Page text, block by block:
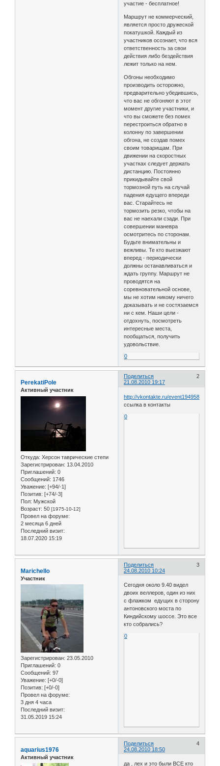
участие - бесплатное!
Маршрут не коммерческий,
является просто дружеской
покатушкой. Каждый из
участников осознает, что вся
ответственность за свои
действия либо бездействия
лежит только на нем.
Обгоны необходимо
производить осторожно,
предварительно убедившись,
что вас не обгоняют в этот
момент другие участники, и
что вы сможете без помех
перестроиться обратно в
колонну по завершении
обгона, не создав помех
своим товарищам. При
движении на скоростных
участках следует держать
дистанцию. Постоянно
прикидывайте свой
тормозной путь на случай
падения едущего впереди
вас. Старайтесь не
тормозить резко, чтобы на
вас не наехали сзади. При
совершении маневра
осмотритесь по сторонам.
Будьте внимательны и
вежливы. Те кто выезжают
вперед - периодически
должны останавливаться и
ждать группу. Маршрут не
проводятся на
соревновательной основе,
мы не хотим никому ничего
доказывать и не состязаемся
ни с кем. Наши цели -
отдохнуть, посмотреть
интересные места,
пообщаться, получить
удовольствие.
0
Поделиться
2
21.08.2010 19:17
PerekatiPole
Активный участник
Откуда: Херсон таврические степи
Зарегистрирован: 13.04.2010
Приглашений: 0
Сообщений: 1746
Уважение: [+94/-1]
Позитив: [+74/-3]
Пол: Мужской
Возраст: 50 [1975-10-12]
Провел на форуме:
2 месяца 6 дней
Последний визит:
18.07.2020 15:19
http://vkontakte.ru/event19495876
ссылка в контакты
0
Поделиться
3
24.08.2010 10:24
Marichello
Участник
Зарегистрирован: 23.05.2010
Приглашений: 0
Сообщений: 97
Уважение: [+0/-0]
Позитив: [+0/-0]
Провел на форуме:
3 дня 4 часа
Последний визит:
31.05.2019 15:24
Сегодня около 9.40 видел
двоих веллеров, один из них
с флажком едущих в сторону
антоновского моста по
Киндийскому шоссе. Это все
кто собрались?
0
Поделиться
4
24.08.2010 18:50
aquarius1976
Активный участник
да , лех и это были ВСЕ кто